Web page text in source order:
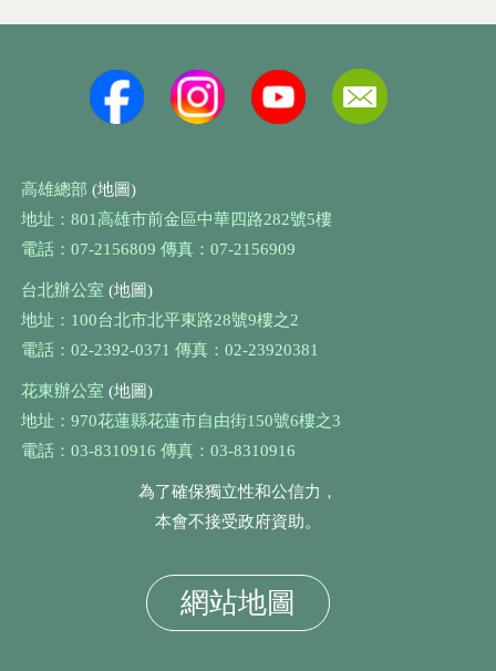
高雄總部 (地圖)
地址：801高雄市前金區中華四路282號5樓
電話：07-2156809 傳真：07-2156909
台北辦公室 (地圖)
地址：100台北市北平東路28號9樓之2
電話：02-2392-0371 傳真：02-23920381
花東辦公室 (地圖)
地址：970花蓮縣花蓮市自由街150號6樓之3
電話：03-8310916 傳真：03-8310916
為了確保獨立性和公信力，
本會不接受政府資助。
網站地圖